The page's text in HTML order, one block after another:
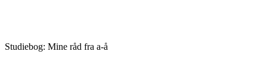
Studiebog: Mine råd fra a-å